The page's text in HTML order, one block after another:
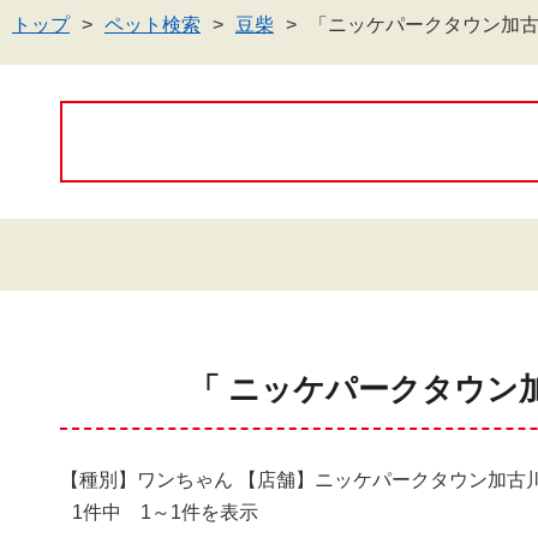
トップ ペット検索 豆柴 「ニッケパークタウン加
「 ニッケパークタウ
【種別】ワンちゃん 【店舗】ニッケパークタウン加古
1件中 1～1件を表示